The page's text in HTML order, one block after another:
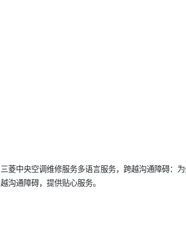
三菱中央空调维修服务多语言服务，跨越沟通障碍：
越沟通障碍，提供贴心服务。